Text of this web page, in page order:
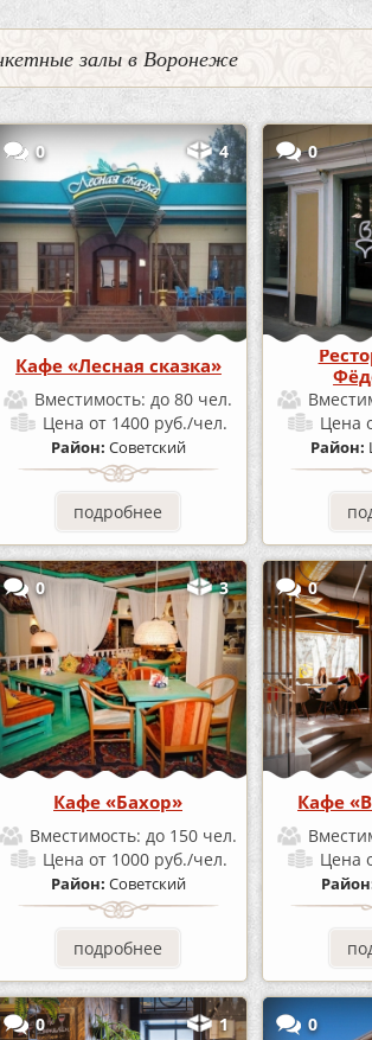
залы в Воронеже
0 4
Кафе «Лесная сказка»
Вместимость: до 80 чел.
Цена от 1400 руб./чел.
Район: Советский
подробнее
0
Цена
Район:
0 3
Кафе «Бахор»
Вместимость: до 150 чел.
Цена от 1000 руб./чел.
Район: Советский
подробнее
0
Кафе
Цена
0 1 0